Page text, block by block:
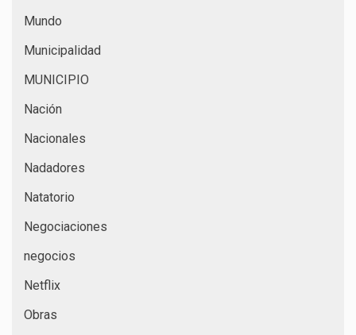
Mundo
Municipalidad
MUNICIPIO
Nación
Nacionales
Nadadores
Natatorio
Negociaciones
negocios
Netflix
Obras